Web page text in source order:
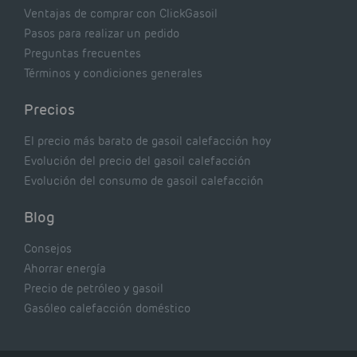
Ventajas de comprar con ClickGasoil
Pasos para realizar un pedido
Preguntas frecuentes
Términos y condiciones generales
Precios
El precio más barato de gasoil calefacción hoy
Evolución del precio del gasoil calefacción
Evolución del consumo de gasoil calefacción
Blog
Consejos
Ahorrar energía
Precio de petróleo y gasoil
Gasóleo calefacción doméstico